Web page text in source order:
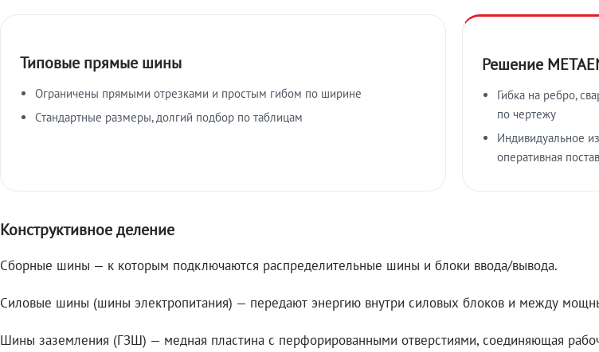
Типовые прямые шины
Ограничены прямыми отрезками и простым гибом по ширине
Стандартные размеры, долгий подбор по таблицам
Решение
Гибка на ребро,
по чертежу
Индивидуальное
оперативная
Конструктивное деление
Сборные шины — к которым подключаются распределительные шины и блоки ввода/вывода.
Силовые шины (шины электропитания) — передают энергию внутри силовых блоков и между
Шины заземления (ГЗШ) — медная пластина с перфорированными отверстиями, соединяющая